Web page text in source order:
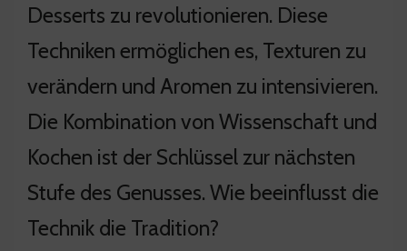
Desserts zu revolutionieren. Diese
Techniken ermöglichen es, Texturen zu
verändern und Aromen zu intensivieren.
Die Kombination von Wissenschaft und
Kochen ist der Schlüssel zur nächsten
Stufe des Genusses. Wie beeinflusst die
Technik die Tradition?